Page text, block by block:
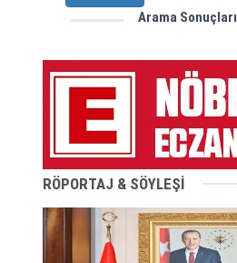
Arama Sonuçları
RÖPORTAJ & SÖYLEŞİ